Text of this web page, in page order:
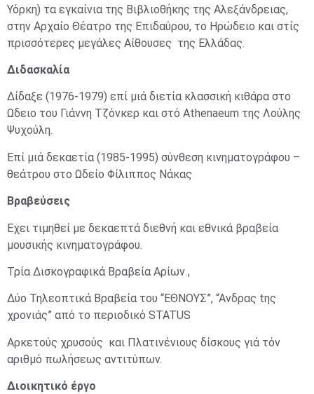
Υόρκη) τα εγκαίνια της Βιβλιοθήκης της Αλεξάνδρειας,
στην Αρχαίο Θέατρο της Επιδαύρου, το Ηρώδειο και στίς
πρισσότερες μεγάλες Αίθουσες της Ελλάδας.
Διδασκαλία
Δίδαξε (1976-1979) επί μιά διετία κλασσική κιθάρα στο
Ωδειο του Γιάννη Τζόνκερ και στό Athenaeum της Λούλης
Ψυχούλη.
Επί μιά δεκαετία (1985-1995) σύνθεση κινηματογράφου –
θεάτρου στο Ωδείο Φίλιππος Νάκας
Βραβεύσεις
Εχει τιμηθεί με δεκαεπτά διεθνή και εθνικά βραβεία
μουσικής κινηματογράφου.
Τρία Δισκογραφικά Βραβεία Αρίων ,
Δύο Τηλεοπτικά Βραβεία του “ΕΘΝΟΥΣ”, “Ανδρας tης
χρονιάς” από το περιoδικό STATUS
Αρκετούς χρυσούς και Πλατινένιους δίσκους γιά τόν
αριθμό πωλήσεως αντιτύπων.
Διοικητικό έργο